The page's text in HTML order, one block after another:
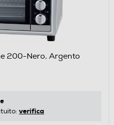
200-Nero, Argento
verifica